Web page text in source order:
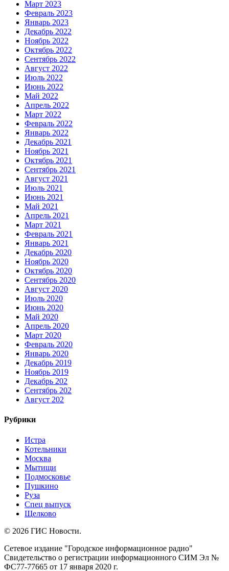
Март 2023
Февраль 2023
Январь 2023
Декабрь 2022
Ноябрь 2022
Октябрь 2022
Сентябрь 2022
Август 2022
Июль 2022
Июнь 2022
Май 2022
Апрель 2022
Март 2022
Февраль 2022
Январь 2022
Декабрь 2021
Ноябрь 2021
Октябрь 2021
Сентябрь 2021
Август 2021
Июль 2021
Июнь 2021
Май 2021
Апрель 2021
Март 2021
Февраль 2021
Январь 2021
Декабрь 2020
Ноябрь 2020
Октябрь 2020
Сентябрь 2020
Август 2020
Июль 2020
Июнь 2020
Май 2020
Апрель 2020
Март 2020
Февраль 2020
Январь 2020
Декабрь 2019
Ноябрь 2019
Декабрь 202
Сентябрь 202
Август 202
Рубрики
Истра
Котельники
Москва
Мытищи
Подмосковье
Пушкино
Руза
Спец выпуск
Щелково
© 2026 ГИС Новости.
Сетевое издание "Городское информационное радио"
Свидетельство о регистрации информационного СИМ Эл №
ФС77-77665 от 17 января 2020 г.